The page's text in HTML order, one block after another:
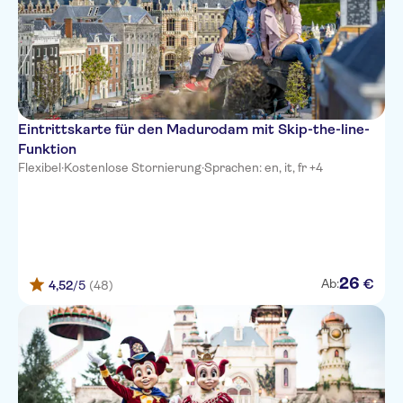
Eintrittskarte für den Madurodam mit Skip-the-line-
Funktion
Flexibel·Kostenlose Stornierung·Sprachen: en, it, fr +4
4,52/5 (48) Ab:26 €